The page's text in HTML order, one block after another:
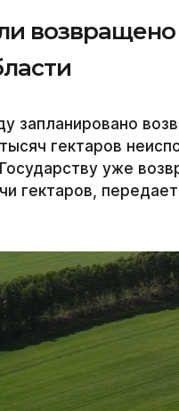
возвращено
запланировано
гектаров
уже
гектаров,